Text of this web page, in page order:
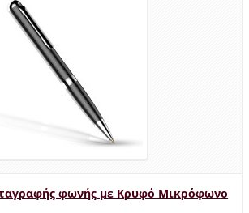
φωνής με Κρυφό Μικρόφωνο